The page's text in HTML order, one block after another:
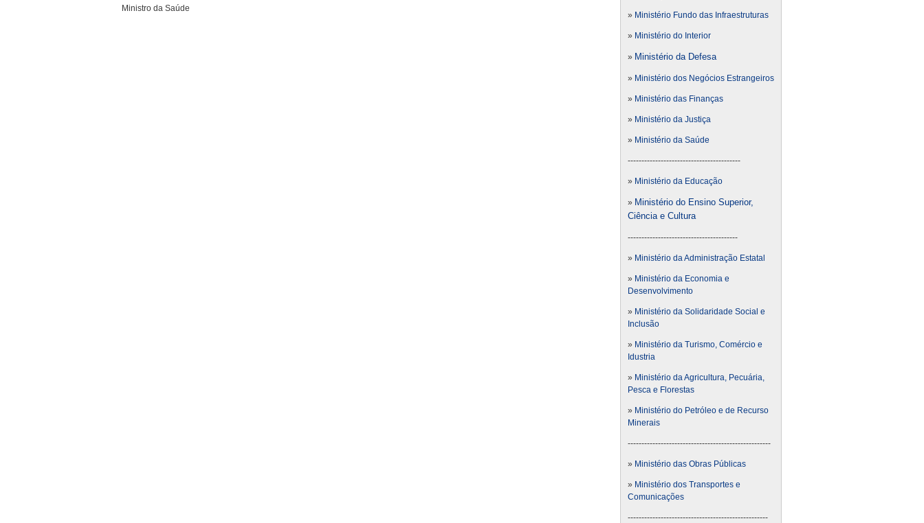
Ministro da Saúde
» Ministério Fundo das Infraestruturas
» Ministério do Interior
» Ministério da Defesa
» Ministério dos Negócios Estrangeiros
» Ministério das Finanças
» Ministério da Justiça
» Ministério da Saúde
-----------------------------------------
» Ministério da Educação
» Ministério do Ensino Superior,
Ciência e Cultura
----------------------------------------
» Ministério da Administração Estatal
» Ministério da Economia e
Desenvolvimento
» Ministério da Solidaridade Social e
Inclusão
» Ministério da Turismo, Comércio e
Idustria
» Ministério da Agricultura, Pecuária,
Pesca e Florestas
» Ministério do Petróleo e de Recurso
Minerais
----------------------------------------------------
» Ministério das Obras Públicas
» Ministério dos Transportes e
Comunicações
---------------------------------------------------